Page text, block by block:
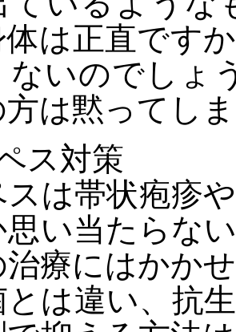
体は正直です
ないのでしょ
は黙ってし
ス対策
は帯状疱疹
思い当たらな
治療にはかか
とは違い、抗